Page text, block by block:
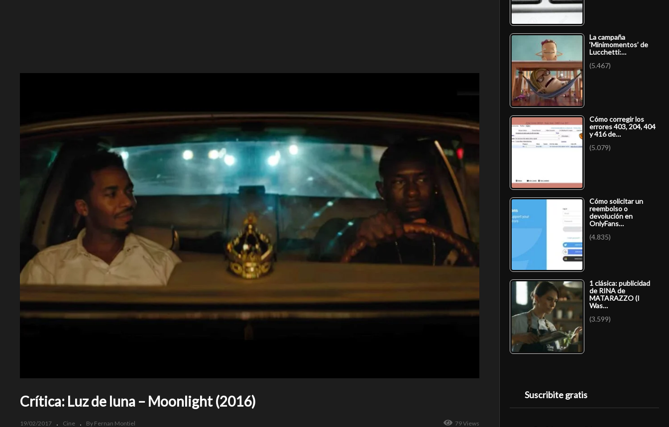
Crítica: Luz de luna – Moonlight (2016)
19/02/2017 Cine By Fernan Montiel 79 Views
La campaña
‘Minimomentos’ de
Lucchetti:…
(5.467)
Cómo corregir los
errores 403, 204, 404
y 416 de…
(5.079)
Cómo solicitar un
reembolso o
devolución en
OnlyFans…
(4.835)
1 clásica: publicidad
de RINA de
MATARAZZO (I
Was…
(3.599)
Suscribite gratis